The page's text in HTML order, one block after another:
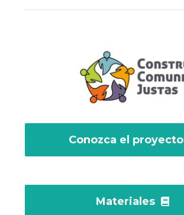
Conozca el proyecto
Materiales